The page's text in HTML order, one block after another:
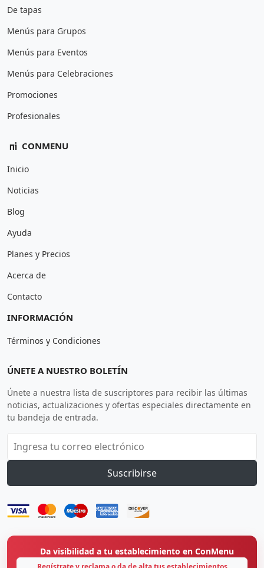
De tapas
Menús para Grupos
Menús para Eventos
Menús para Celebraciones
Promociones
Profesionales
CONMENU
Inicio
Noticias
Blog
Ayuda
Planes y Precios
Acerca de
Contacto
INFORMACIÓN
Términos y Condiciones
ÚNETE A NUESTRO BOLETÍN
Únete a nuestra lista de suscriptores para recibir las últimas
noticias, actualizaciones y ofertas especiales directamente en
tu bandeja de entrada.
Suscribirse
Da visibilidad a tu establecimiento en ConMenu